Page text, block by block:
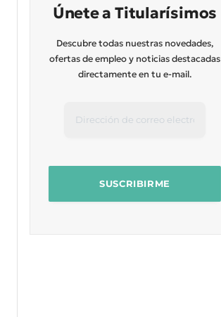
Únete a Titularísimos
Descubre todas nuestras novedades,
ofertas de empleo y noticias destacadas
directamente en tu e-mail.